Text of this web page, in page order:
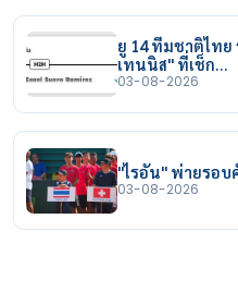
ยู 14 ทีมชาติไทย
เทนนิส" ที่เช็ก…
03-08-2026
"ไรอัน" พ่ายรอบ
03-08-2026